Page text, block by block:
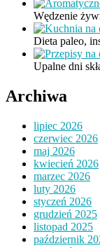
Wędzenie
Dieta paleo,
Upalne dni
Archiwa
lipiec 2026
czerwiec 2026
maj 2026
kwiecień 2026
marzec 2026
luty 2026
styczeń 2026
grudzień 2025
listopad 2025
październik